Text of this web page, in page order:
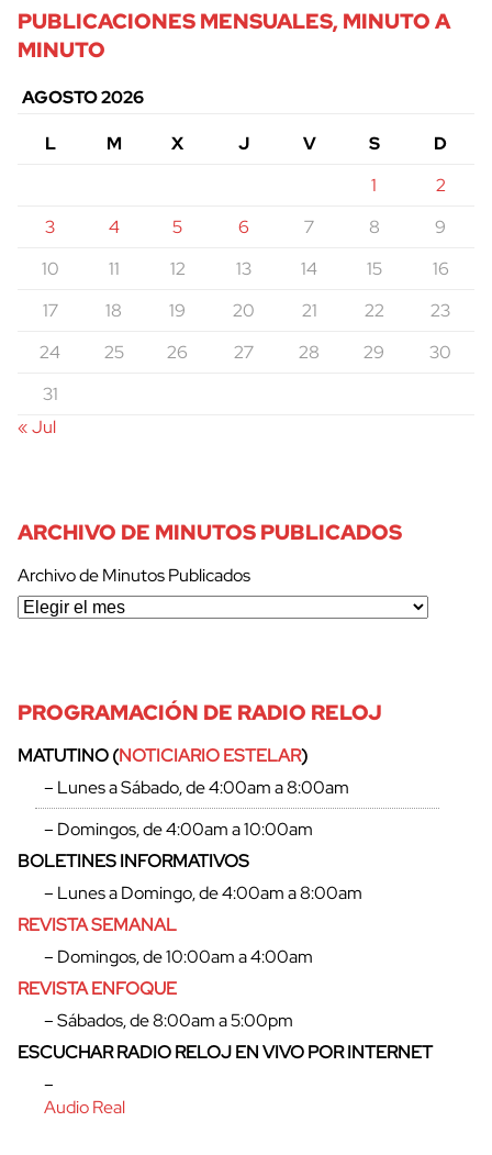
cerrar
PUBLICACIONES MENSUALES, MINUTO A
MINUTO
AGOSTO 2026
L
M X J V S
D
1
2
3
4 5 6 7 8
9
10
11 12 13 14 15
16
17
18 19 20 21 22
23
24
25 26 27 28 29
30
31
« Jul
ARCHIVO DE MINUTOS PUBLICADOS
Archivo de Minutos Publicados
PROGRAMACIÓN DE RADIO RELOJ
MATUTINO (NOTICIARIO ESTELAR)
– Lunes a Sábado, de 4:00am a 8:00am
– Domingos, de 4:00am a 10:00am
BOLETINES INFORMATIVOS
– Lunes a Domingo, de 4:00am a 8:00am
REVISTA SEMANAL
– Domingos, de 10:00am a 4:00am
REVISTA ENFOQUE
– Sábados, de 8:00am a 5:00pm
ESCUCHAR RADIO RELOJ EN VIVO POR INTERNET
–
Audio Real